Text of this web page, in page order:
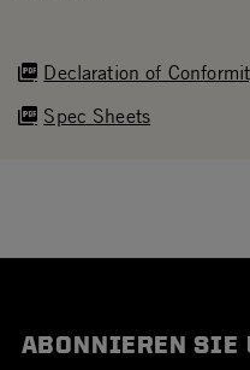
Declaration of
Spec Sheets
ABONNIEREN SIE